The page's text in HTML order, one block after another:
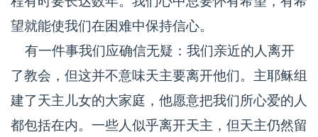
望就能使我们在困难中保持信心。
有一件事我们应确信无疑：我们亲近的人离开
了教会，但这并不意味天主要离开他们。主耶稣组
建了天主儿女的大家庭，他愿意把我们所心爱的人
都包括在内。一些人似乎离开天主，但天主仍然留